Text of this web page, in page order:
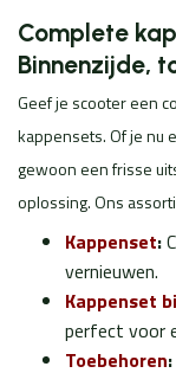
Complete
Binnenzijde,
Geef je scooter een
kappensets. Of je nu
gewoon een frisse
oplossing. Ons
Kappenset:
vernieuwen.
Kappenset
perfect voor
Toebehoren: